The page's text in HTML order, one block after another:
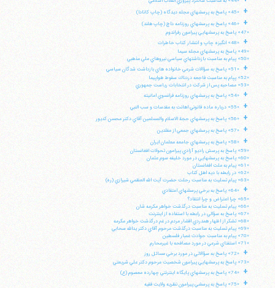
+ «45» پاسخ به پرسشهاي مجله ديدگاه (چاپ كانادا)
+
«46» پاسخ به پرسشهاي روزنامه داچ (چاپ هلند)
«47» پاسخ به پرسشهايي پيرامون رفراندوم
+
«48» انگيزه چاپ و انتشار كتاب خاطرات
«49» پاسخ به پرسشهاي مجله سيما
«50» پيام به مناسبت بازداشتهاي سياسي نيروهاي ملي مذهبي
+
«51» پاسخ به سؤالات شرعي خانواده هاي بازداشت شدگان سياسي
«52» پپام به مناسبت فاجعه دردناك سقوط هواپيما
«53» مصاحبه پس از شركت در انتخابات رياست جمهوري
+ «54» پاسخ به پرسشهاي روزنامه فرانسوي امانيته
+ «55» درباره ماده قانوني اهانت به مقدسات و سب النبي
+ «56» پاسخ به پرسشهاي حجة الاسلام والمسلمين آقاي دكتر محسن كديور
+ «57» پاسخ به پرسشهاي جمعي از مقلدين
+
«58» پاسخ به پرسشهاي جامعه معلمان ايران
«59» پاسخ به پرسش راديو آزادي پيرامون تحولات افغانستان
«60» پاسخ به پرسشهايي در مورد خليفه سوم عثمان
«61» پيام به ملت افغانستان
«62» در رابطه با ديه اهل كتاب
«63» پيام تسليت به مناسبت رحلت حضرت آيت الله العظمي شيرازي (ره)
+
«64» پاسخ به برخي پرسشهاي اعتقادي
«65» چرا اعتراض و چرا انتقاد؟
«66» پيام تسليت به مناسبت درگذشت خواهر مكرمه شان
«67» پاسخ به سؤالي در رابطه با استفاده از اينترنت
«68» تشكر از اظهار همدردي اقشار مردم در غم درگذشت خواهر مكرمه
«69» پيام تسليت به مناسبت درگذشت مرحوم آقاي دكتر يدالله سحابي
«70» پيام به مناسبت حوادث غمبار فلسطين
«71» استفتاي شرعي در مورد مصافحه با غيرمحارم
+
«72» پاسخ به سؤالاتي در مورد برخي مسائل روز
«73» پاسخ به پرسشهايي پيرامون شخصيت مرحوم دكتر علي شريعتي
+ «74» پاسخ به پرسشهاي پايگاه اينترنتي چهارده معصوم (ع)
+
«75» پاسخ به پرسشي پيرامون نظريه ولايت فقيه